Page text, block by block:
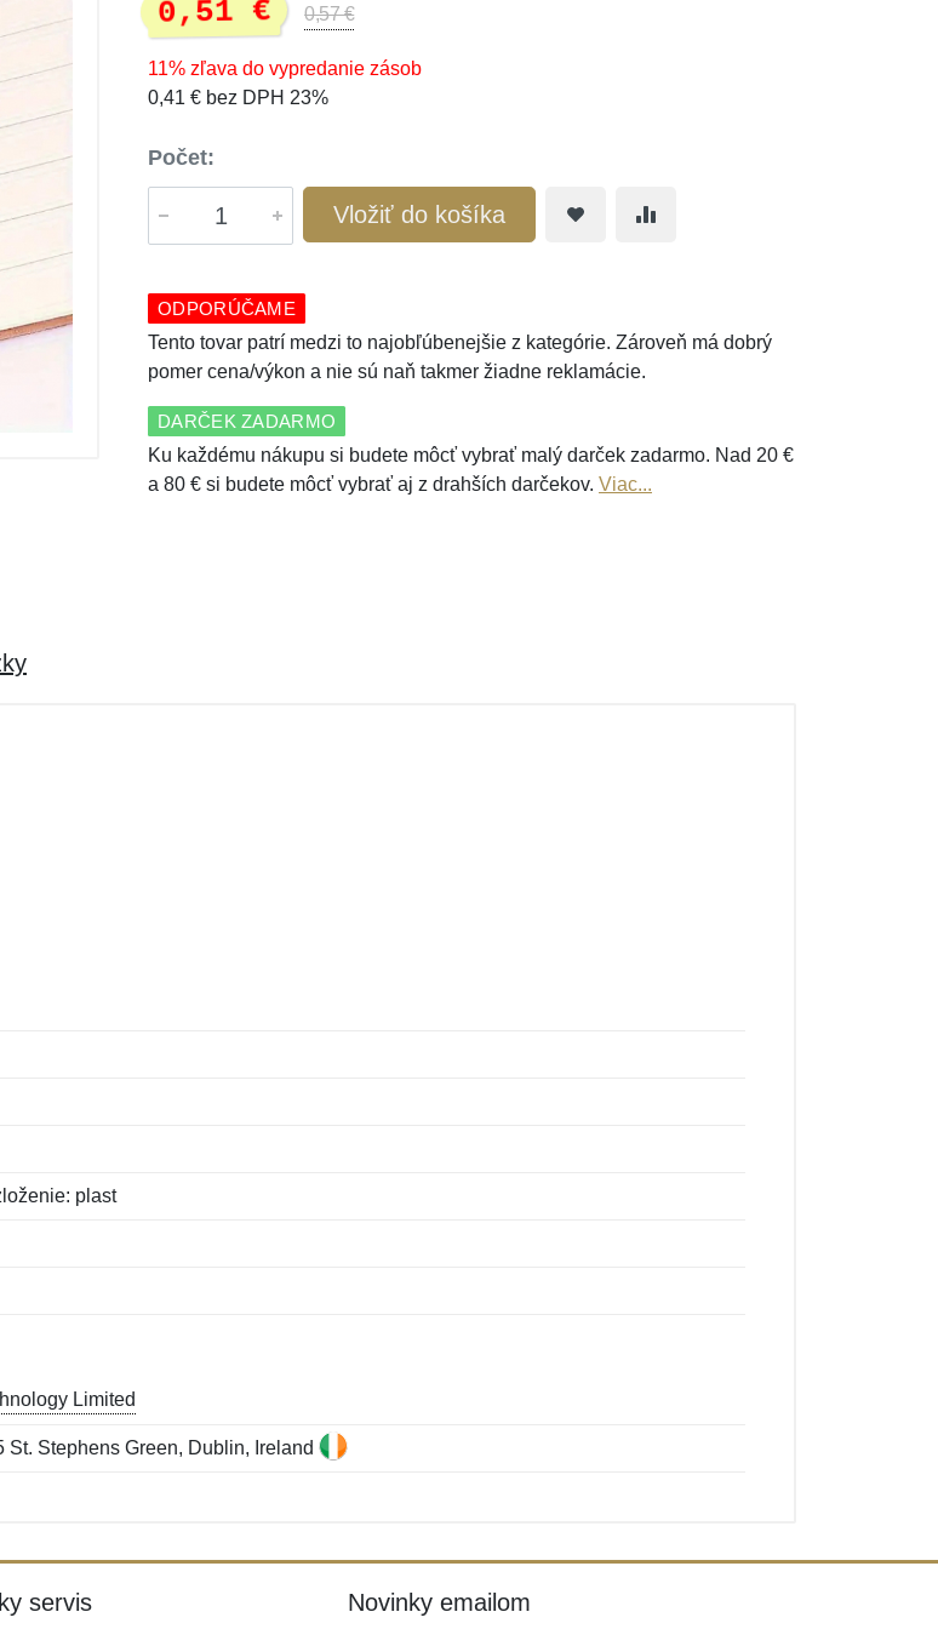
0,51 € 0,57 €
11% zľava do vypredanie zásob
0,41 € bez DPH 23%
Počet:
Vložiť do košíka
ODPORÚČAME
Tento tovar patrí medzi to najobľúbenejšie z kategórie. Zároveň má dobrý
pomer cena/výkon a nie sú naň takmer žiadne reklamácie.
DARČEK ZADARMO
Ku každému nákupu si budete môcť vybrať malý darček zadarmo. Nad 20 €
a 80 € si budete môcť vybrať aj z drahších darčekov. Viac...
plast
Limited
St. Stephens Green, Dublin, Ireland
servis Novinky emailom